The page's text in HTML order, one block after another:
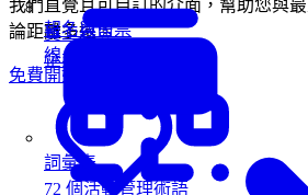
報名與售票
線上報名與售票
員工參與
企業內部活動
詞彙表
72 個活動管理術語
我們直覺且可自訂的介面，幫助您與
論距離多遠。
免費開始